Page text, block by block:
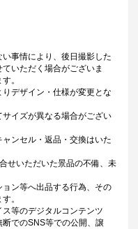
事情により、後日撮影した
いただく場合がございま
。
デザイン・仕様が変更とな
サイズが異なる場合がござい
ンセル・返品・交換はいた
せいただいた景品の不備、未
ョン等へ出品する行為、その
。
ス等のデジタルコンテンツ
でのSNS等での公開、譲